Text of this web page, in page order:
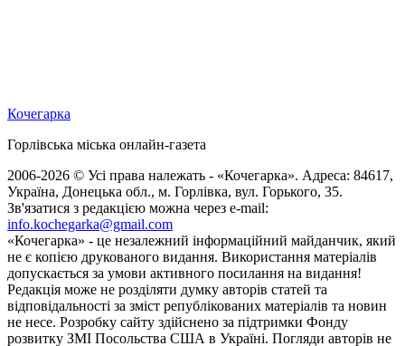
Кочегарка
Горлівська міська онлайн-газета
2006-2026 © Усі права належать - «Кочегарка». Адреса: 84617,
Україна, Донецька обл., м. Горлівка, вул. Горького, 35.
Зв'язатися з редакцією можна через e-mail:
info.kochegarka@gmail.com
«Кочегарка» - це незалежний інформаційний майданчик, який
не є копією друкованого видання. Використання матеріалів
допускається за умови активного посилання на видання!
Редакція може не розділяти думку авторів статей та
відповідальності за зміст републікованих матеріалів та новин
не несе. Розробку сайту здійснено за підтримки Фонду
розвитку ЗМІ Посольства США в Україні. Погляди авторів не